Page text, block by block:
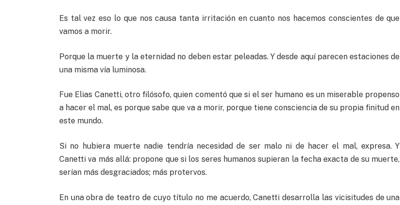
Es tal vez eso lo que nos causa tanta irritación en cuanto nos hacemos conscientes de que
vamos a morir.
Porque la muerte y la eternidad no deben estar peleadas. Y desde aquí parecen estaciones de
una misma vía luminosa.
Fue Elias Canetti, otro filósofo, quien comentó que si el ser humano es un miserable propenso
a hacer el mal, es porque sabe que va a morir, porque tiene consciencia de su propia finitud en
este mundo.
Si no hubiera muerte nadie tendría necesidad de ser malo ni de hacer el mal, expresa. Y
Canetti va más allá: propone que si los seres humanos supieran la fecha exacta de su muerte,
serían más desgraciados; más protervos.
En una obra de teatro de cuyo título no me acuerdo, Canetti desarrolla las vicisitudes de una